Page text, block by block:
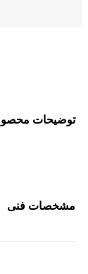
توضیحات
مشخصات فنی